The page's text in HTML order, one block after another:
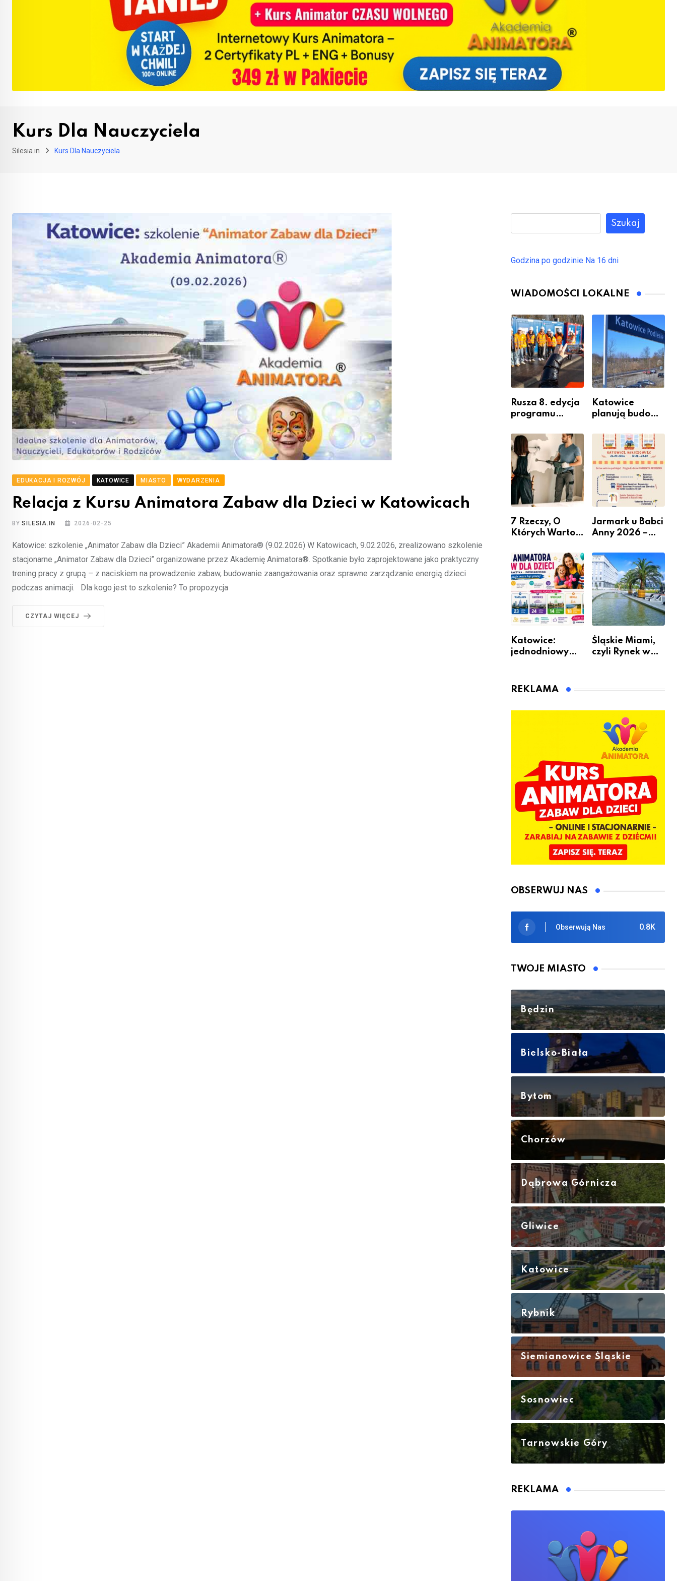
Kurs Dla Nauczyciela
Silesia.in Kurs Dla Nauczyciela
EDUKACJA I ROZWÓJ KATOWICE MIASTO WYDARZENIA
Relacja z Kursu Animatora Zabaw dla Dzieci w Katowicach
BYSILESIA.IN 2026-02-25
Katowice: szkolenie „Animator Zabaw dla Dzieci” Akademii Animatora® (9.02.2026) W Katowicach, 9.02.2026, zrealizowano szkolenie
stacjonarne „Animator Zabaw dla Dzieci” organizowane przez Akademię Animatora®. Spotkanie było zaprojektowane jako praktyczny
trening pracy z grupą – z naciskiem na prowadzenie zabaw, budowanie zaangażowania oraz sprawne zarządzanie energią dzieci
podczas animacji. Dla kogo jest to szkolenie? To propozycja
CZYTAJ WIĘCEJ
Szukaj
Godzina po godzinie Na 16 dni
WIADOMOŚCI LOKALNE
Rusza 8. edycja
programu
Miastem
Fachowców” –
nabór dla
przedsiębiorców
Katowice
planują budowę
przesiadkoweg
o w Podlesiu
7 Rzeczy, O
Których Warto
Remontem
Mieszkania
Jarmark u Babci
Anny 2026 –
Katowice:
jednodniowy
animatora
Śląskie Miami,
czyli Rynek w
REKLAMA
OBSERWUJ NAS
0.8K
Obserwują Nas
TWOJE MIASTO
Będzin
Bielsko-Biała
Bytom
Chorzów
Dąbrowa Górnicza
Gliwice
Katowice
Rybnik
Siemianowice Śląskie
Sosnowiec
Tarnowskie Góry
REKLAMA